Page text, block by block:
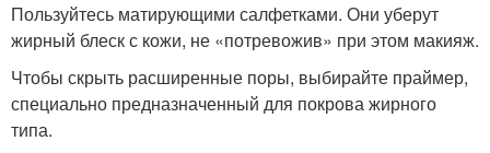
Пользуйтесь матирующими салфетками. Они уберут
жирный блеск с кожи, не «потревожив» при этом макияж.
Чтобы скрыть расширенные поры, выбирайте праймер,
специально предназначенный для покрова жирного
типа.